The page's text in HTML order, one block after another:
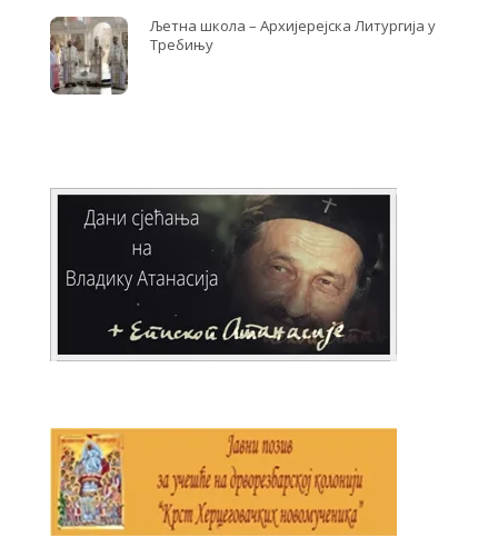
Љетна школа – Архијерејска Литургија у
Требињу